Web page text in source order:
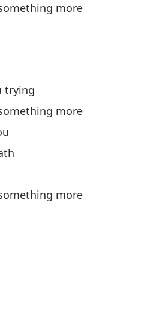
more
trying
more
more